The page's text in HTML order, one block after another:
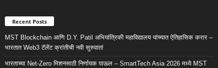
Recent Posts
MST Blockchain आणि D.Y. Patil अभियांत्रिकी महाविद्यालय यांच्यात ऐतिहासिक करार –
भारतात Web3 टॅलेंट क्रांतीची नवी सुरुवात!
भारताच्या Net-Zero मिशनसाठी निर्णायक पाऊल – SmartTech Asia 2026 मध्ये MST